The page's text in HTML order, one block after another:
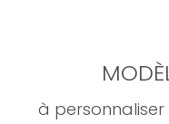
à personnaliser